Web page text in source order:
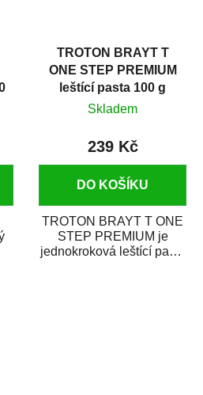
TROTON BRAYT T
ONE STEP PREMIUM
leštící pasta 100 g
Skladem
239 Kč
DO KOŠÍKU
TROTON BRAYT T ONE
STEP PREMIUM je
jednokroková leštící pasta